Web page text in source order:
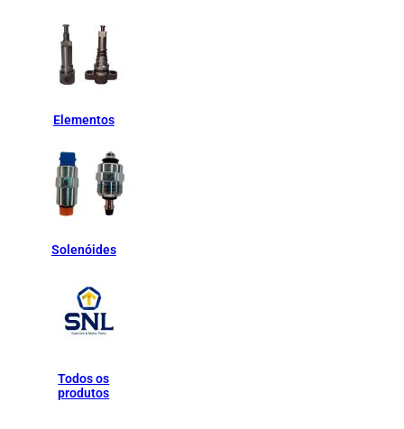
Elementos
Solenóides
Todos os
produtos